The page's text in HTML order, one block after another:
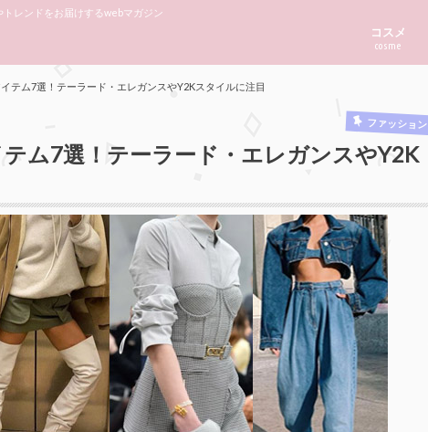
レンドをお届けするwebマガジン
コスメ
cosme
テム7選！テーラード・エレガンスやY2Kスタイルに注目
ファッション
ム7選！テーラード・エレガンスやY2K